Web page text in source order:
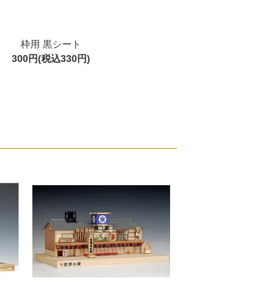
枠用 黒シート
300円(税込330円)